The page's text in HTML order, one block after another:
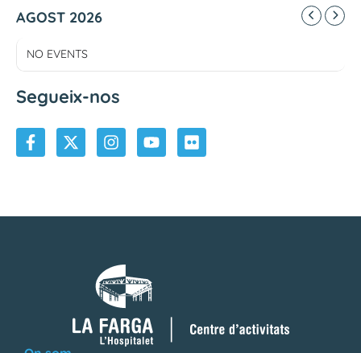
AGOST 2026
NO EVENTS
Segueix-nos